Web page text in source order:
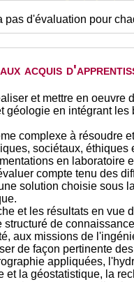
pas d'évaluation pour
acquis
et mettre en
géologie en intégrant
complexe à résoudre
sociétaux, éthiques
en laboratoire
compte tenu des
solution choisie sous
et les résultats en vue
structuré de
aux missions de
de façon pertinente
appliquées,
et la géostatistique, la